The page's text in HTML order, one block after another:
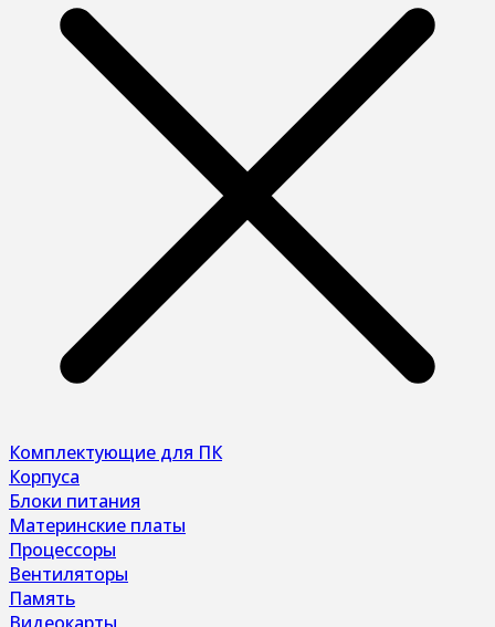
Комплектующие для ПК
Корпуса
Блоки питания
Материнские платы
Процессоры
Вентиляторы
Память